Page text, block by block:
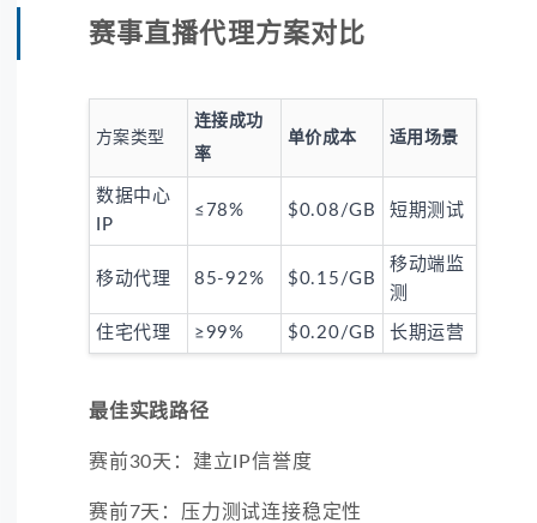
赛事直播代理方案对比
方案类型
连接成功
率
单价成本 适用场景
数据中心
IP
≤78% $0.08/GB 短期测试
移动代理 85-92% $0.15/GB
移动端监
测
住宅代理 ≥99% $0.20/GB 长期运营
最佳实践路径
赛前30天：建立IP信誉度
赛前7天：压力测试连接稳定性